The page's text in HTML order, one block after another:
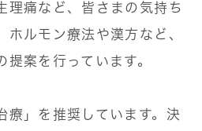
理痛など、皆さまの気持ち
ホルモン療法や漢方など、
提案を行っています。
療」を推奨しています。決